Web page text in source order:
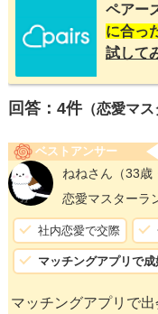
ペアー
に合っ
試して
回答： 4件（恋愛マス
ベストアンサー
ねねさん （33歳
恋愛マスターラ
社内恋愛で交際
マッチングアプリで成
マッチングアプリで